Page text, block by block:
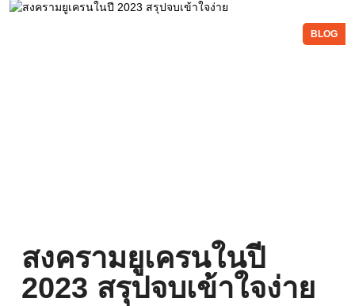
BLOG
สงครามยูเครนในปี
2023 สรุปจบเข้าใจง่าย